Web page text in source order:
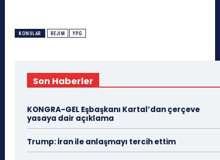
KONULAR REJİM YPG
Son Haberler
KONGRA-GEL Eşbaşkanı Kartal’dan çerçeve
yasaya dair açıklama
Trump: İran ile anlaşmayı tercih ettim